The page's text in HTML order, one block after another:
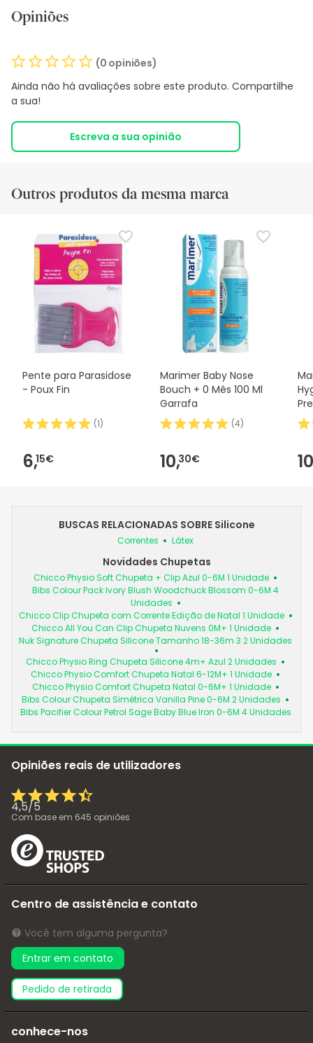
Opiniões
(0 opiniões)
Ainda não há avaliações sobre este produto. Compartilhe
a sua!
Escreva a sua opinião
Outros produtos da mesma marca
Pente para Parasidose
- Poux Fin
(1)
6,15€
Marimer Baby Nose
Bouch + 0 Mês 100 Ml
Garrafa
(4)
10,30€
BUSCAS RELACIONADAS SOBRE Silicone
Correntes Látex
Novidades Chupetas
Chicco Physio Soft Chupeta + Clip Azul 0-6M 1 Unidade
Bibs Colour Pack Ivory Blush Woodchuck Blossom 0-6M 4
Unidades
Chicco Clip Chupeta com Corrente Edição de Natal 1 Unidade
Chicco All You Can Clip Chupeta Nuvens 0M+ 1 Unidade
Nuk Signature Chupeta Silicone Tamanho 18-36m 3 2 Unidades
Chicco Physio Ring Chupeta Silicone 4m+ Azul 2 Unidades
Chicco Physio Comfort Chupeta Natal 6-12M+ 1 Unidade
Chicco Physio Comfort Chupeta Natal 0-6M+ 1 Unidade
Bibs Colour Chupeta Simétrica Vanilla Pine 0-6M 2 Unidades
Bibs Pacifier Colour Petrol Sage Baby Blue Iron 0-6M 4 Unidades
Opiniões reais de utilizadores
4,5/5
Com base em 645 opiniões
Centro de assistência e contato
Você tem alguma pergunta?
Entrar em contato
pedido de retirada
conhece-nos